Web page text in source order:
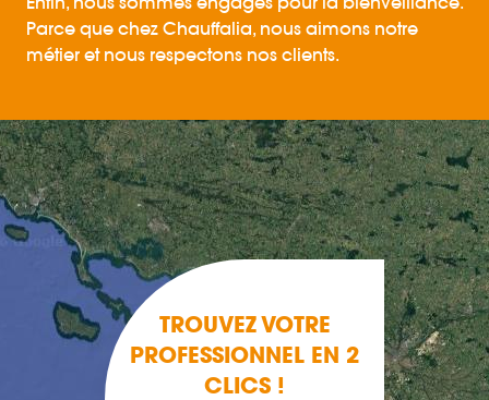
Parce que chez Chauffalia, nous aimons notre
métier et nous respectons nos clients.
TROUVEZ VOTRE
PROFESSIONNEL EN 2
CLICS !